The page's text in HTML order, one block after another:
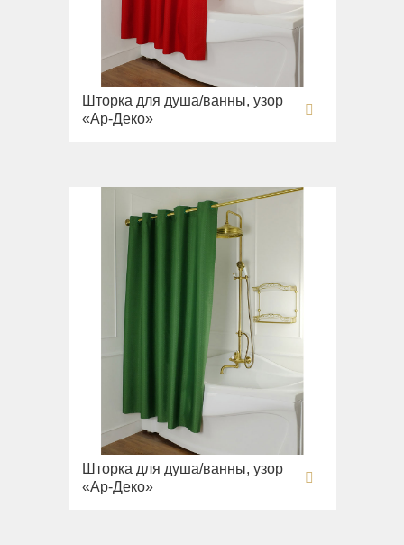
Шторка для душа/ванны, узор
«Ар-Деко»
Шторка для душа/ванны, узор
«Ар-Деко»